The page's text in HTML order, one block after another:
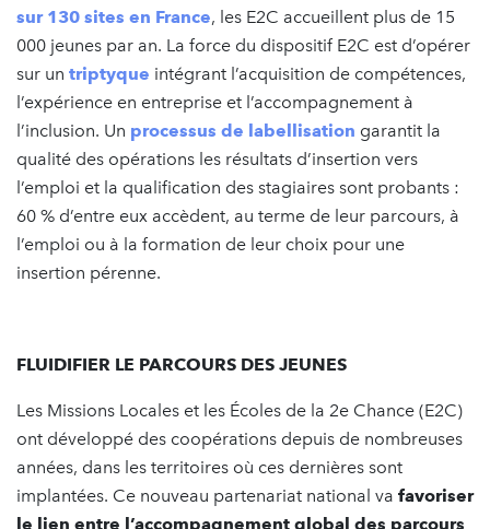
sur 130 sites en France, les E2C accueillent plus de 15
000 jeunes par an. La force du dispositif E2C est d’opérer
sur un triptyque intégrant l’acquisition de compétences,
l’expérience en entreprise et l’accompagnement à
l’inclusion. Un processus de labellisation garantit la
qualité des opérations les résultats d’insertion vers
l’emploi et la qualification des stagiaires sont probants :
60 % d’entre eux accèdent, au terme de leur parcours, à
l’emploi ou à la formation de leur choix pour une
insertion pérenne.
FLUIDIFIER LE PARCOURS DES JEUNES
Les Missions Locales et les Écoles de la 2e Chance (E2C)
ont développé des coopérations depuis de nombreuses
années, dans les territoires où ces dernières sont
implantées. Ce nouveau partenariat national va favoriser
le lien entre l’accompagnement global des parcours